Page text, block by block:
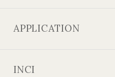
APPLICATION
INCI